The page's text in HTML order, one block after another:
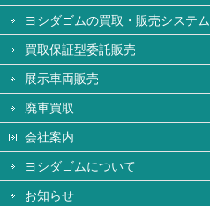
ヨシダゴムの買取・販売システム
買取保証型委託販売
展示車両販売
廃車買取
会社案内
ヨシダゴムについて
お知らせ